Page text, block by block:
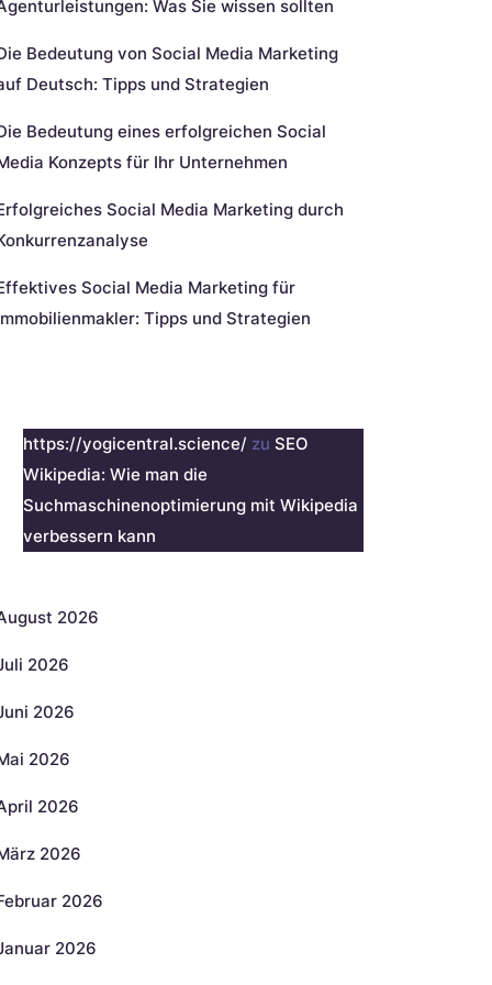
Was Sie wissen sollten
Bedeutung von Social Media Marketing
Deutsch: Tipps und Strategien
Bedeutung eines erfolgreichen Social
Konzepts für Ihr Unternehmen
Social Media Marketing durch
Social Media Marketing für
Tipps und Strategien
https://yogicentral.science/ zu SEO
Wikipedia: Wie man die
Suchmaschinenoptimierung mit Wikipedia
verbessern kann
2026
2026
2026
2026
2026
2026
2026
2026